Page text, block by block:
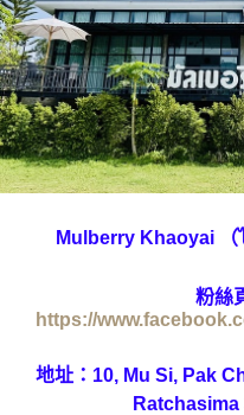
Mulberry Khaoyai （
粉絲
https://
地址： 10, Mu Si, Pak
Ratchasima